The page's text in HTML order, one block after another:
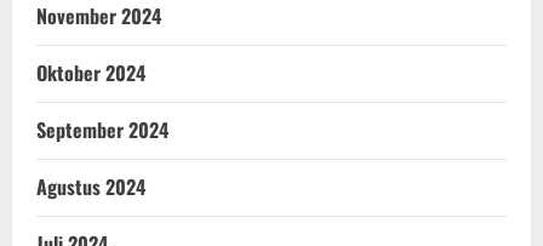
November 2024
Oktober 2024
September 2024
Agustus 2024